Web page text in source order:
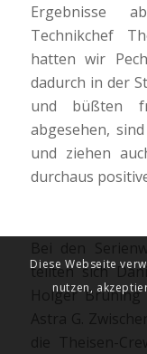
Ergebnisse
Technikchef
hatten wir
dadurch in der
und büßten
abgesehen,
und ziehen
durchaus
teilten sich
Holger
Astra G.
die Theisen-
Diese Webseite
nutzen,